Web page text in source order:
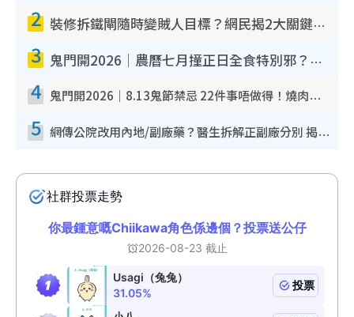
2 裝修拆鐵閘隨時變賊人目標？網民揭2大關鍵用途：裝新式等於白裝？附新舊鐵閘分別
3 鬼門開2026｜農曆七月撞正日全食特別邪？專家警告切忌做一事！揭4大禁忌+2招保平安
4 鬼門開2026｜8.13鬼節禁忌 22件事唔做得！燒肉、刺身要少食？半夜勿吹口哨/打呢個電話
5 網傳公院改用內地/副廠藥？醫生拆解正副廠分別 揭4類人換藥隨時出事